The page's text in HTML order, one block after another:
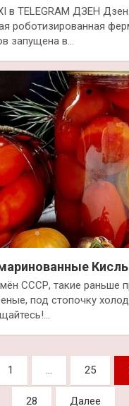
в TELEGRAM ДЗЕН
роботизированная
запущена в…
СССР, такие раньше
под стопочку
1 … 25
28 Далее